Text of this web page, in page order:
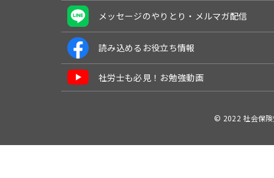
メッセージのやりとり・メルマガ配信
読み込めるお役立ち情報
社労士も必見！お勉強動画
© 2022 社会保